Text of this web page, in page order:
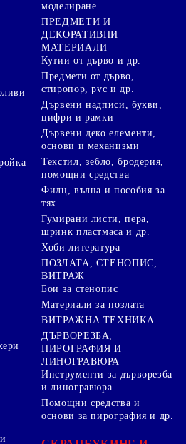
моделиране
ПРЕДМЕТИ И
ДЕКОРАТИВНИ
МАТЕРИАЛИ
Кутии от дърво и др.
Предмети от дърво,
стиропор, pvc и др.
Дървени надписи, букви,
цифри и рамки
Дървени деко елементи,
основи и механизми
Текстил, зебло, бродерия,
помощни средства
Филц, вълна и пособия за
тях
Гумирани листи, пера,
шринк пластмаса и др.
Хоби литература
ПОЗЛАТА, СТЕНОПИС,
ВИТРАЖ
Бои за стенопис
Материали за позлата
ВИТРАЖНА ТЕХНИКА
ДЪРВОРЕЗБА,
ПИРОГРАФИЯ И
ЛИНОГРАВЮРА
Инструменти за дърворезба
и линогравюра
Помощни средства и
основи за пирография и др.